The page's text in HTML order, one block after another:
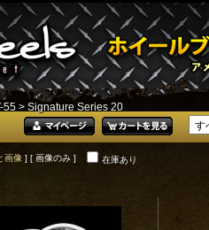
55 > Signature Series 20
画像 ] [ 画像のみ ] 在庫あり